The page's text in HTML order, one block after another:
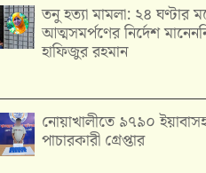
তনু হত্যা মামলা: ২৪ ঘণ্টার
আত্মসমর্পণের নির্দেশ
হাফিজুর রহমান
নোয়াখালীতে ৯৭৯০
পাচারকারী গ্রেপ্তার